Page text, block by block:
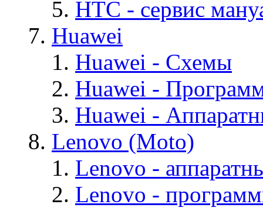
HTC - cервис
Huawei
Huawei - Cхемы
Huawei -
Huawei -
Lenovo (Moto)
Lenovo -
Lenovo -